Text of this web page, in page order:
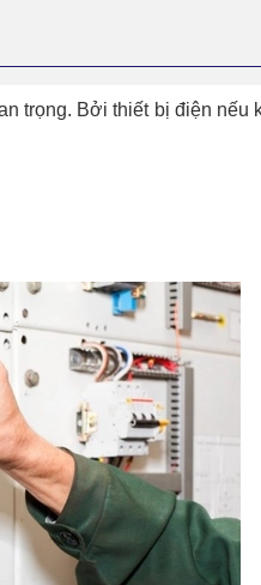
trọng. Bởi thiết bị điện nếu